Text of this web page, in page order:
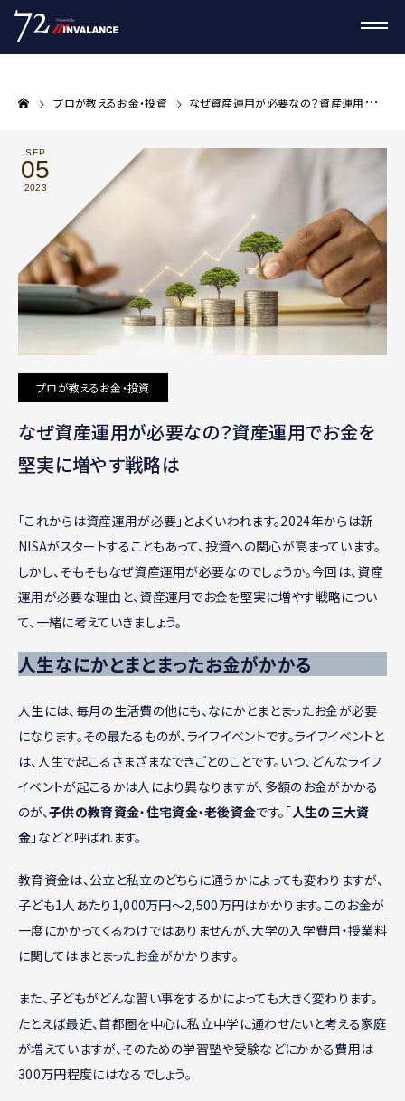
プロが教えるお金・投資 なぜ資産運用が必要なの？資産運用でお金を堅実に増やす戦略は
SEP
05
2023
プロが教えるお金・投資
なぜ資産運用が必要なの？資産運用でお金を
堅実に増やす戦略は
「これからは資産運用が必要」とよくいわれます。2024年からは新
NISAがスタートすることもあって、投資への関心が高まっています。
しかし、そもそもなぜ資産運用が必要なのでしょうか。今回は、資産
運用が必要な理由と、資産運用でお金を堅実に増やす戦略につい
て、一緒に考えていきましょう。
人生なにかとまとまったお金がかかる
人生には、毎月の生活費の他にも、なにかとまとまったお金が必要
になります。その最たるものが、ライフイベントです。ライフイベントと
は、人生で起こるさまざまなできごとのことです。いつ、どんなライフ
イベントが起こるかは人により異なりますが、多額のお金がかかる
のが、子供の教育資金・住宅資金・老後資金です。「人生の三大資
金 」などと呼ばれます。
教育資金は、公立と私立のどちらに通うかによっても変わりますが、
子ども1人あたり1,000万円〜2,500万円はかかります。このお金が
一度にかかってくるわけではありませんが、大学の入学費用・授業料
に関してはまとまったお金がかかります。
また、子どもがどんな習い事をするかによっても大きく変わります。
たとえば最近、首都圏を中心に私立中学に通わせたいと考える家庭
が増えていますが、そのための学習塾や受験などにかかる費用は
300万円程度にはなるでしょう。